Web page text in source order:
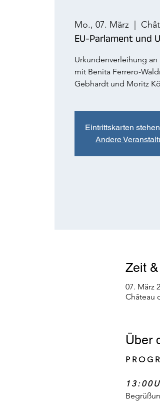
Mo., 07. März
  |
EU-Parlament und
Urkundenverleihung
mit Benita Ferrero-
Gebhardt und Moritz
Eintrittskarten
Andere
Zeit
07. März
Château
Über
P R O G
1 3 : 0 0